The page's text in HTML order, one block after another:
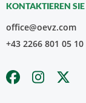
KONTAKTIEREN
office@oevz.com
+43 2266 801 05 10